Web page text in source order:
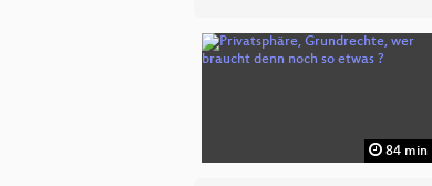
84 min